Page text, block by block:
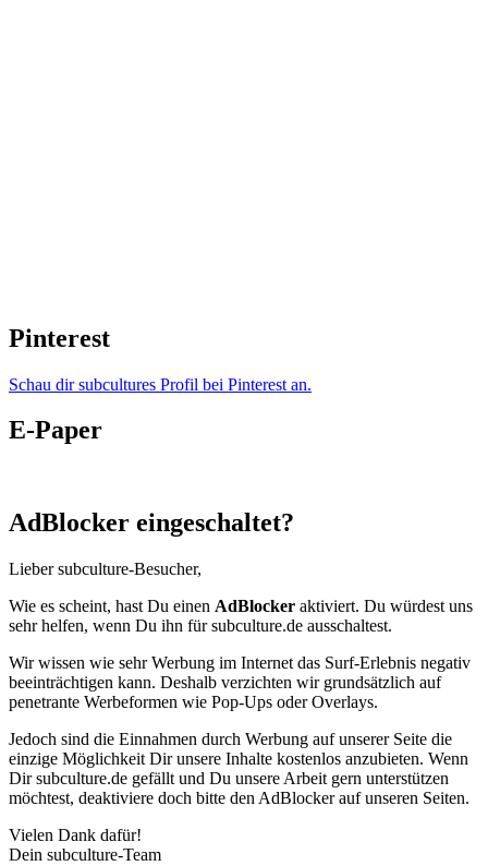
Pinterest
Schau dir subcultures Profil bei Pinterest an.
E-Paper
AdBlocker eingeschaltet?
Lieber subculture-Besucher,
Wie es scheint, hast Du einen AdBlocker aktiviert. Du würdest uns
sehr helfen, wenn Du ihn für subculture.de ausschaltest.
Wir wissen wie sehr Werbung im Internet das Surf-Erlebnis negativ
beeinträchtigen kann. Deshalb verzichten wir grundsätzlich auf
penetrante Werbeformen wie Pop-Ups oder Overlays.
Jedoch sind die Einnahmen durch Werbung auf unserer Seite die
einzige Möglichkeit Dir unsere Inhalte kostenlos anzubieten. Wenn
Dir subculture.de gefällt und Du unsere Arbeit gern unterstützen
möchtest, deaktiviere doch bitte den AdBlocker auf unseren Seiten.
Vielen Dank dafür!
Dein subculture-Team